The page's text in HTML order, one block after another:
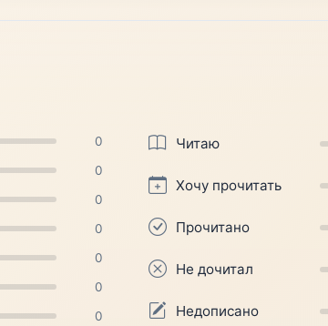
0
0
0
0
0
0
0
Читаю
Хочу прочитать
Прочитано
Не дочитал
Недописано